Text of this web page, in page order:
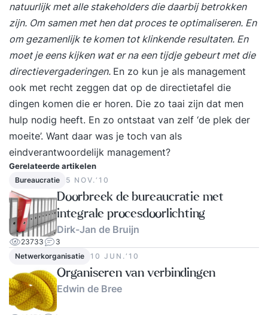
natuurlijk met alle stakeholders die daarbij betrokken
zijn. Om samen met hen dat proces te optimaliseren. En
om gezamenlijk te komen tot klinkende resultaten. En
moet je eens kijken wat er na een tijdje gebeurt met die
directievergaderingen. En zo kun je als management
ook met recht zeggen dat op de directietafel die
dingen komen die er horen. Die zo taai zijn dat men
hulp nodig heeft. En zo ontstaat van zelf ‘de plek der
moeite’. Want daar was je toch van als
eindverantwoordelijk management?
Gerelateerde artikelen
Bureaucratie 5 NOV.‘10
Doorbreek de bureaucratie met
integrale procesdoorlichting
Dirk-Jan de Bruijn
23733
3
Netwerkorganisatie
10 JUN.‘10
Organiseren van verbindingen
Edwin de Bree